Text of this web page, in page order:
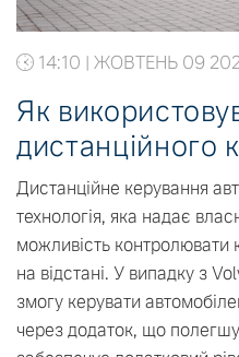
14:10 | ЖОВТЕНЬ 09
Як
дистанційного
Дистанційне керування
технологія, яка надає
можливість контролювати
на відстані. У випадку з
змогу керувати
через додаток, що